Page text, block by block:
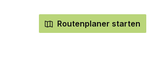
Routenplaner starten